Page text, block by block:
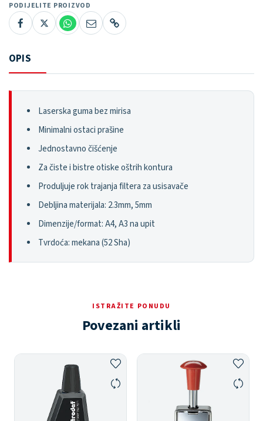
PODIJELITE PROIZVOD
OPIS
Laserska guma bez mirisa
Minimalni ostaci prašine
Jednostavno čišćenje
Za čiste i bistre otiske oštrih kontura
Produljuje rok trajanja filtera za usisavače
Debljina materijala: 2.3mm, 5mm
Dimenzije/format: A4, A3 na upit
Tvrdoća: mekana (52 Sha)
ISTRAŽITE PONUDU
Povezani artikli